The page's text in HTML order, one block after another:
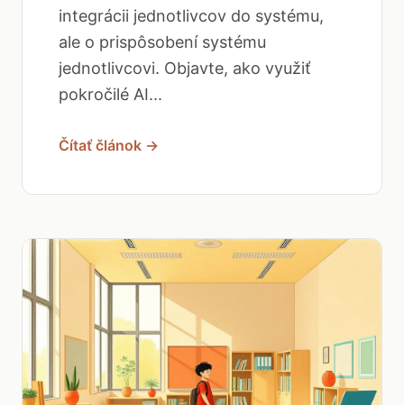
integrácii jednotlivcov do systému,
ale o prispôsobení systému
jednotlivcovi. Objavte, ako využiť
pokročilé AI...
Čítať článok →